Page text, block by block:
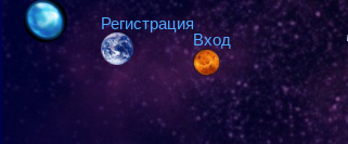
Регистрация
Вход